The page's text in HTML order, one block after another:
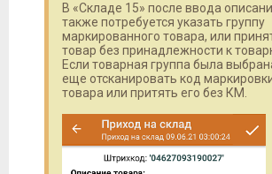
В «Складе 15» после ввода
также потребуется указать группу
маркированного товара, или
товар без принадлежности к
Если товарная группа была
еще отсканировать код
товара или притять его без КМ.